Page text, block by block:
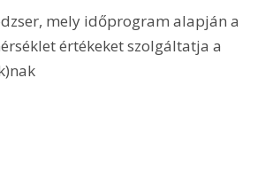
értékeket szolgáltatja a